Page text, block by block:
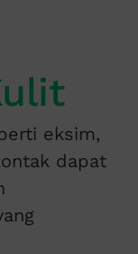
eksim,
dapat